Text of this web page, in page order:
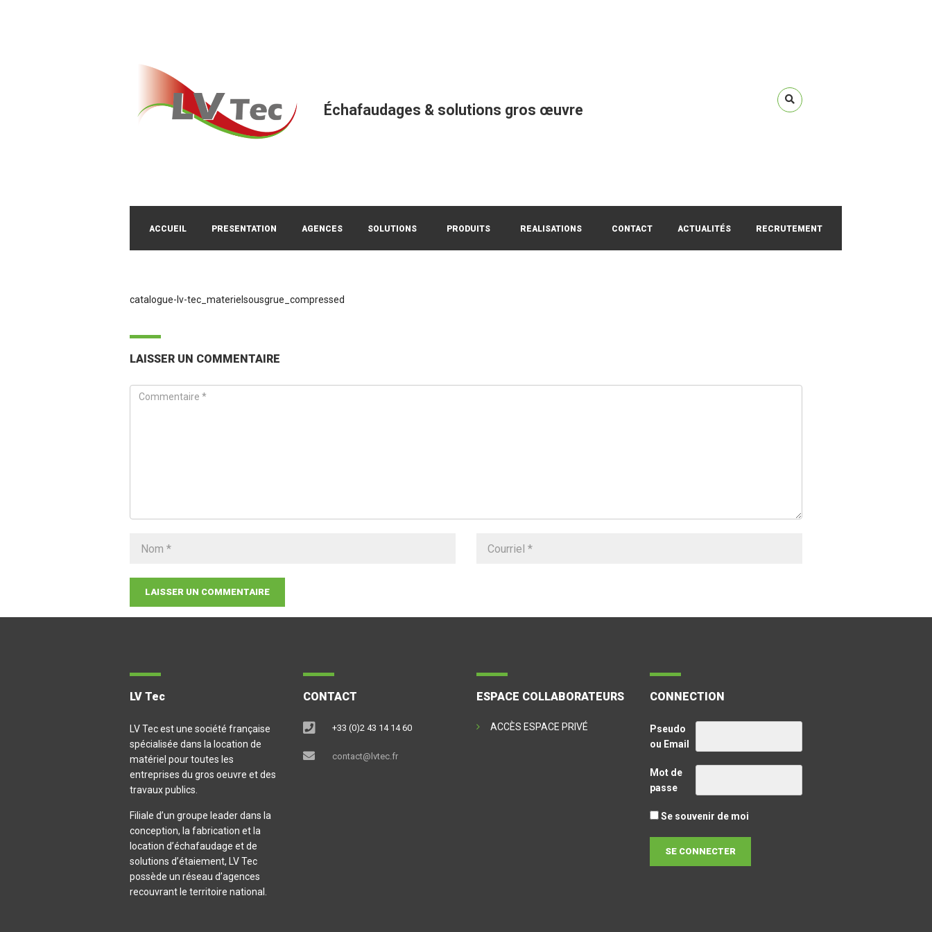
Échafaudages & solutions gros œuvre
ACCUEIL PRESENTATION AGENCES SOLUTIONS PRODUITS REALISATIONS CONTACT ACTUALITÉS RECRUTEMENT
catalogue-lv-tec_materielsousgrue_compressed
LAISSER UN COMMENTAIRE
LAISSER UN COMMENTAIRE
LV Tec
LV Tec est une société française
spécialisée dans la location de
matériel pour toutes les
entreprises du gros oeuvre et des
travaux publics.
Filiale d’un groupe leader dans la
conception, la fabrication et la
location d’échafaudage et de
solutions d’étaiement, LV Tec
possède un réseau d’agences
recouvrant le territoire national.
CONTACT
+33 (0)2 43 14 14 60
contact@lvtec.fr
ESPACE COLLABORATEURS
ACCÈS ESPACE PRIVÉ
CONNECTION
Pseudo
ou Email
Mot de
passe
Se souvenir de moi